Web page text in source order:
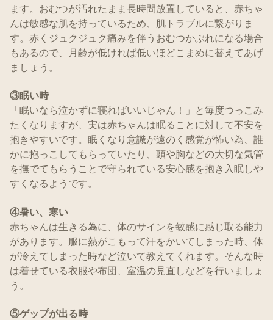
ます。おむつが汚れたまま長時間放置していると、赤ちゃ
んは敏感な肌を持っているため、肌トラブルに繋がりま
す。赤くジュクジュク痛みを伴うおむつかぶれになる場合
もあるので、月齢が低ければ低いほどこまめに替えてあげ
ましょう。
③眠い時
「眠いなら泣かずに寝ればいいじゃん！」と毎度つっこみ
たくなりますが、実は赤ちゃんは眠ることに対して不安を
抱きやすいです。眠くなり意識が遠のく感覚が怖い為、誰
かに抱っこしてもらっていたり、頭や胸などの大切な気管
を撫でてもらうことで守られている安心感を抱き入眠しや
すくなるようです。
④暑い、寒い
赤ちゃんは生きる為に、体のサインを敏感に感じ取る能力
があります。服に熱がこもって汗をかいてしまった時、体
が冷えてしまった時など泣いて教えてくれます。そんな時
は着せている衣服や布団、室温の見直しなどを行いましょ
う。
⑤ゲップが出る時